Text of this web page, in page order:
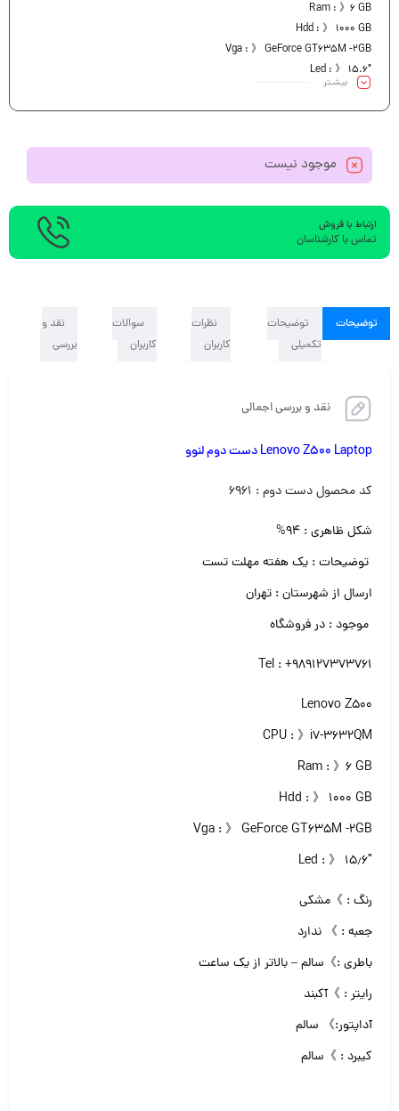
Ram : 》6 GB
Hdd : 》 1000 GB
Vga : 》 GeForce GT635M -2GB
Led : 》 15.6″
بیشـتر
موجود نیست
ارتباط با فروش
تماس با کارشناسان
توضیحات
توضیحات
تکمیلی
نظرات
کاربران
سوالات
کاربران
نقد و
بررسی
نقد و بررسی اجمالی
Lenovo Z500 Laptop دست دوم لنوو
کد محصول دست دوم : ۶۹۶۱
شکل ظاهری : ۹۴%
توضیحات : یک هفته مهلت تست
ارسال از شهرستان : تهران
موجود : در فروشگاه
Tel : +989127373761
Lenovo Z500
CPU : 》i7-3632QM
Ram : 》۶ GB
Hdd : 》 ۱۰۰۰ GB
Vga : 》 GeForce GT635M -2GB
Led : 》 ۱۵٫۶″
رنگ : 》مشکی
جعبه : 》 ندارد
باطری :》سالم – بالاتر از یک ساعت
رایتر : 》آکبند
آداپتور:》 سالم
کیبرد : 》سالم